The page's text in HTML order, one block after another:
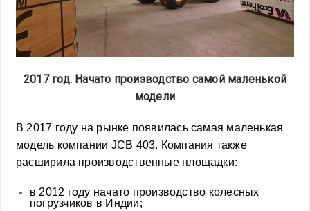
2017 год. Начато производство самой маленькой
модели
В 2017 году на рынке появилась самая маленькая
модель компании JCB 403. Компания также
расширила производственные площадки:
в 2012 году начато производство колесных
погрузчиков в Индии;